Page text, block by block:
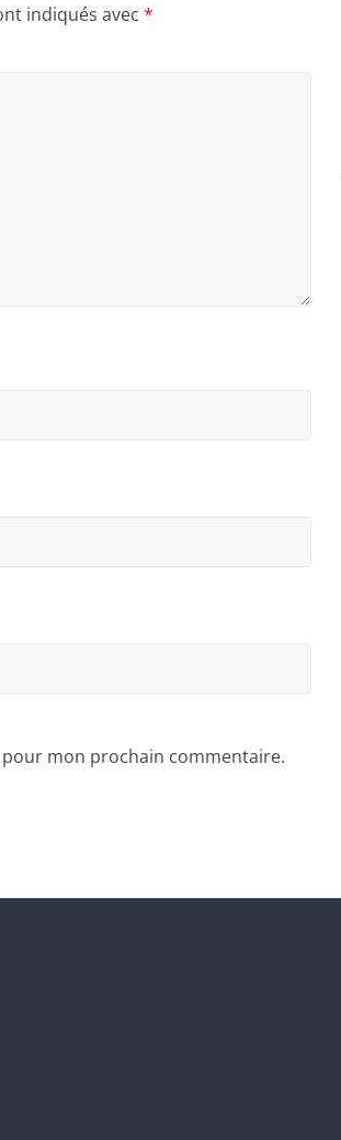
indiqués avec *
mon prochain commentaire.